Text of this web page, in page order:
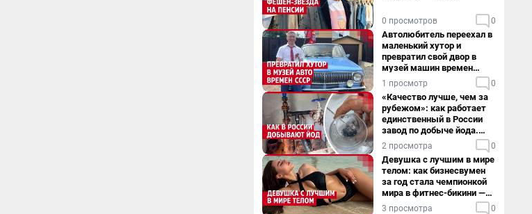
0 просмотров 0
Автолюбитель переехал в
маленький хутор и
превратил свой двор в
музей машин времен
СССР. Видео
1 просмотр 0
«Качество лучше, чем за
рубежом»: как работает
единственный в России
завод по добыче йода.
Видео
2 просмотра 0
Девушка с лучшим в мире
телом: как бизнесвумен
за год стала чемпионкой
мира в фитнес-бикини —
видео
3 просмотра 0